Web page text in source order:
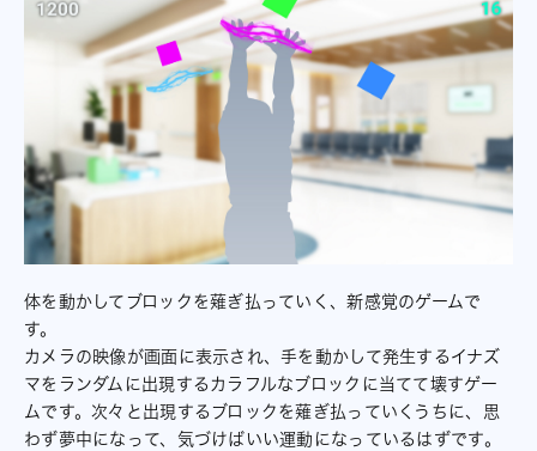
体を動かしてブロックを薙ぎ払っていく、新感覚のゲームで
す。
カメラの映像が画面に表示され、手を動かして発生するイナズ
マをランダムに出現するカラフルなブロックに当てて壊すゲー
ムです。次々と出現するブロックを薙ぎ払っていくうちに、思
わず夢中になって、気づけばいい運動になっているはずです。